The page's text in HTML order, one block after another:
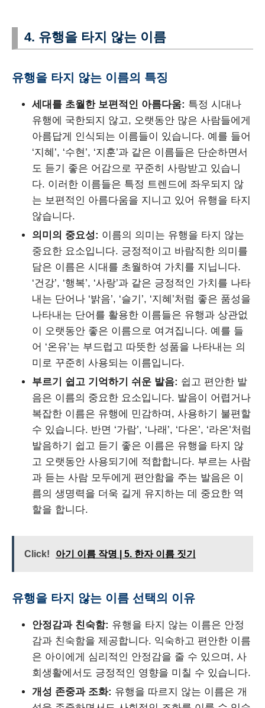
4. 유행을 타지 않는 이름
유행을 타지 않는 이름의 특징
세대를 초월한 보편적인 아름다움: 특정 시대나
유행에 국한되지 않고, 오랫동안 많은 사람들에게
아름답게 인식되는 이름들이 있습니다. 예를 들어
‘지혜’, ‘수현’, ‘지훈’과 같은 이름들은 단순하면서
도 듣기 좋은 어감으로 꾸준히 사랑받고 있습니
다. 이러한 이름들은 특정 트렌드에 좌우되지 않
는 보편적인 아름다움을 지니고 있어 유행을 타지
않습니다.
의미의 중요성: 이름의 의미는 유행을 타지 않는
중요한 요소입니다. 긍정적이고 바람직한 의미를
담은 이름은 시대를 초월하여 가치를 지닙니다.
‘건강’, ‘행복’, ‘사랑’과 같은 긍정적인 가치를 나타
내는 단어나 ‘밝음’, ‘슬기’, ‘지혜’처럼 좋은 품성을
나타내는 단어를 활용한 이름들은 유행과 상관없
이 오랫동안 좋은 이름으로 여겨집니다. 예를 들
어 ‘온유’는 부드럽고 따뜻한 성품을 나타내는 의
미로 꾸준히 사용되는 이름입니다.
부르기 쉽고 기억하기 쉬운 발음: 쉽고 편안한 발
음은 이름의 중요한 요소입니다. 발음이 어렵거나
복잡한 이름은 유행에 민감하며, 사용하기 불편할
수 있습니다. 반면 ‘가람’, ‘나래’, ‘다온’, ‘라온’처럼
발음하기 쉽고 듣기 좋은 이름은 유행을 타지 않
고 오랫동안 사용되기에 적합합니다. 부르는 사람
과 듣는 사람 모두에게 편안함을 주는 발음은 이
름의 생명력을 더욱 길게 유지하는 데 중요한 역
할을 합니다.
Click! 아기 이름 작명 | 5. 한자 이름 짓기
유행을 타지 않는 이름 선택의 이유
안정감과 친숙함: 유행을 타지 않는 이름은 안정
감과 친숙함을 제공합니다. 익숙하고 편안한 이름
은 아이에게 심리적인 안정감을 줄 수 있으며, 사
회생활에서도 긍정적인 영향을 미칠 수 있습니다.
개성 존중과 조화: 유행을 따르지 않는 이름은 개